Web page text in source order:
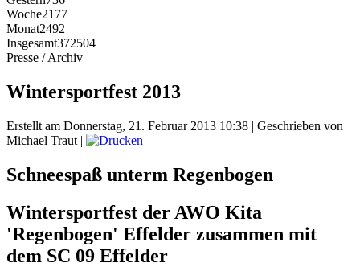
Woche2177
Monat2492
Insgesamt372504
Presse / Archiv
Wintersportfest 2013
Erstellt am Donnerstag, 21. Februar 2013 10:38 | Geschrieben von
Michael Traut |
Schneespaß unterm Regenbogen
Wintersportfest der AWO Kita
'Regenbogen' Effelder zusammen mit
dem SC 09 Effelder